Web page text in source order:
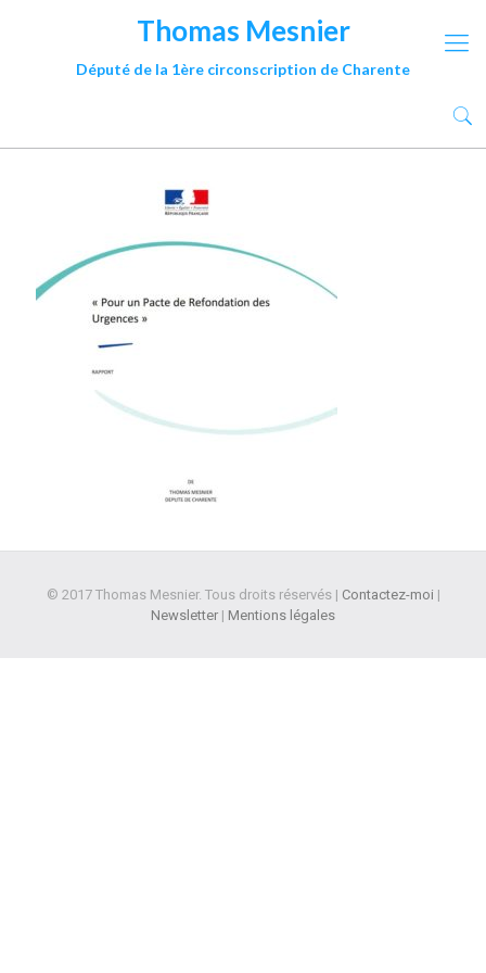
Thomas Mesnier
Député de la 1ère circonscription de Charente
© 2017 Thomas Mesnier. Tous droits réservés | Contactez-moi |
Newsletter | Mentions légales